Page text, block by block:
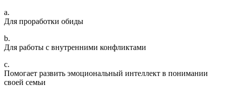
a.
Для проработки обиды
b.
Для работы с внутренними конфликтами
c.
Помогает развить эмоциональный интеллект в понимании
своей семьи